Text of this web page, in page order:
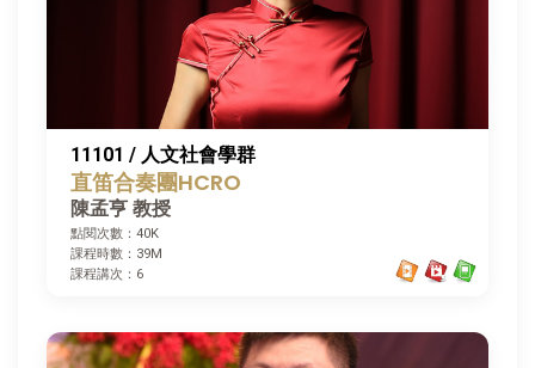
11101 / 人文社會學群
直笛合奏團HCRO
陳孟亨 教授
點閱次數：40K
課程時數：39M
課程講次：6